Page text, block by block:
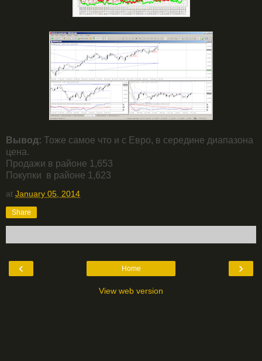
Вывод: Тоже самое что и с Евро, в середине диапазона
цена.
Продажи в районе 1,653
Покупки в районе 1,623
at January 05, 2014
Share
‹ ›
Home
View web version